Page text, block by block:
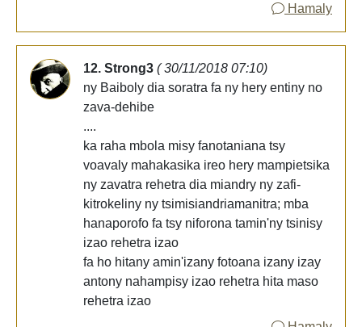
Hamaly
12. Strong3 ( 30/11/2018 07:10)
ny Baiboly dia soratra fa ny hery entiny no
zava-dehibe
....
ka raha mbola misy fanotaniana tsy
voavaly mahakasika ireo hery mampietsika
ny zavatra rehetra dia miandry ny zafi-
kitrokeliny ny tsimisiandriamanitra; mba
hanaporofo fa tsy niforona tamin'ny tsinisy
izao rehetra izao
fa ho hitany amin'izany fotoana izany izay
antony nahampisy izao rehetra hita maso
rehetra izao